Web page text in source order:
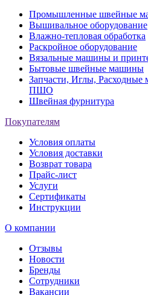
Промышленные швейные
Вышивальное оборудование
Влажно-тепловая обработка
Раскройное оборудование
Вязальные машины и
Бытовые швейные машины
Запчасти, Иглы, Расходные
ПШО
Швейная фурнитура
Покупателям
Условия оплаты
Условия доставки
Возврат товара
Прайс-лист
Услуги
Сертификаты
Инструкции
О компании
Отзывы
Новости
Бренды
Сотрудники
Вакансии